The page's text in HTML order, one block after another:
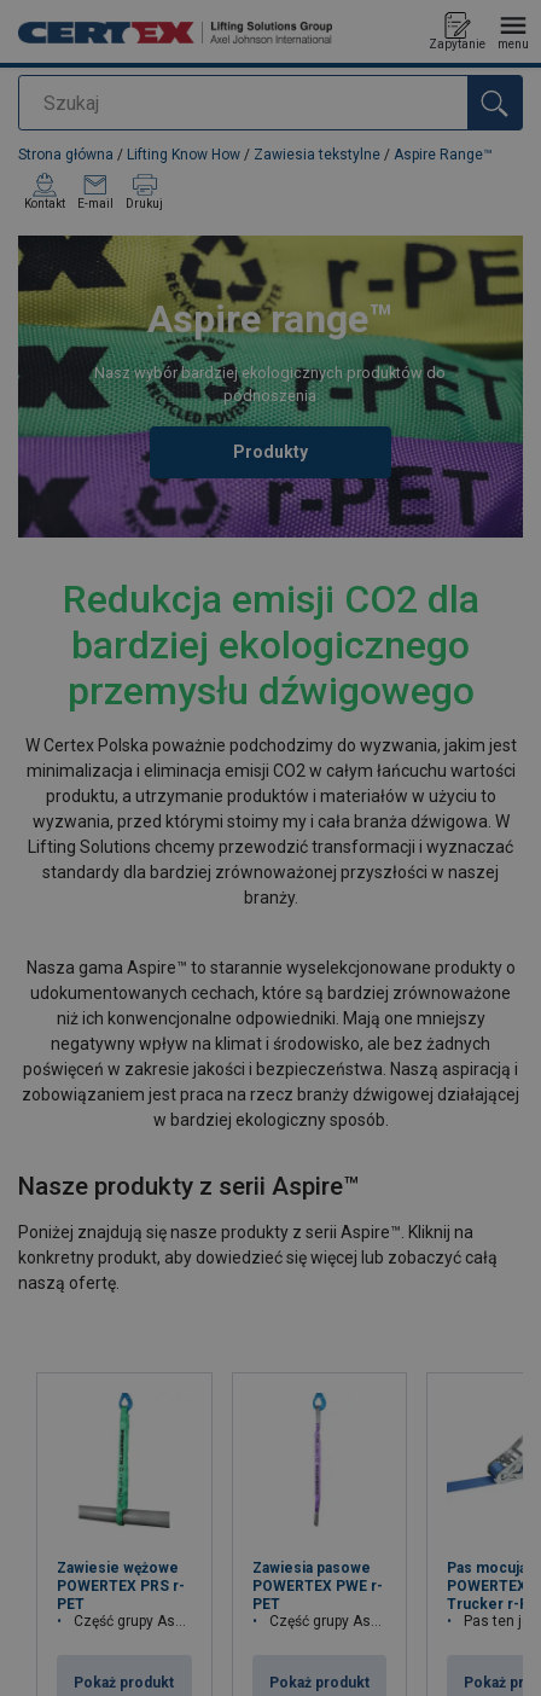
Szukaj
Zapytanie menu
Dodano do zapytania
Strona główna / Lifting Know How / Zawiesia tekstylne / Aspire Range™
Kontakt E-mail Drukuj
Aspire range™
Nasz wybór bardziej ekologicznych produktów do
podnoszenia
Produkty
Redukcja emisji CO2 dla
bardziej ekologicznego
przemysłu dźwigowego
W Certex Polska poważnie podchodzimy do wyzwania, jakim jest
minimalizacja i eliminacja emisji CO2 w całym łańcuchu wartości
produktu, a utrzymanie produktów i materiałów w użyciu to
wyzwania, przed którymi stoimy my i cała branża dźwigowa. W
Lifting Solutions chcemy przewodzić transformacji i wyznaczać
standardy dla bardziej zrównoważonej przyszłości w naszej
branży.
Nasza gama Aspire™ to starannie wyselekcjonowane produkty o
udokumentowanych cechach, które są bardziej zrównoważone
niż ich konwencjonalne odpowiedniki. Mają one mniejszy
negatywny wpływ na klimat i środowisko, ale bez żadnych
poświęceń w zakresie jakości i bezpieczeństwa. Naszą aspiracją i
zobowiązaniem jest praca na rzecz branży dźwigowej działającej
w bardziej ekologiczny sposób.
Nasze produkty z serii Aspire™
Poniżej znajdują się nasze produkty z serii Aspire™. Kliknij na
konkretny produkt, aby dowiedzieć się więcej lub zobaczyć całą
naszą ofertę.
Zawiesie wężowe
POWERTEX PRS r-
PET
Część grupy Aspire Range™ firmy Lifting Solution
Pokaż produkt
Zawiesia pasowe
POWERTEX PWE r-
PET
Część grupy Aspire Range™ firmy Lifting Solution
Pokaż produkt
Pas
POWERTEX
Trucker r-
Pas ten jest częścią serii Aspire Range™ firmy
Pokaż